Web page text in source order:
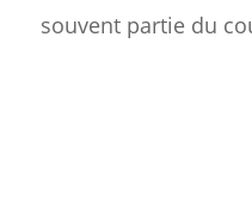
souvent partie du